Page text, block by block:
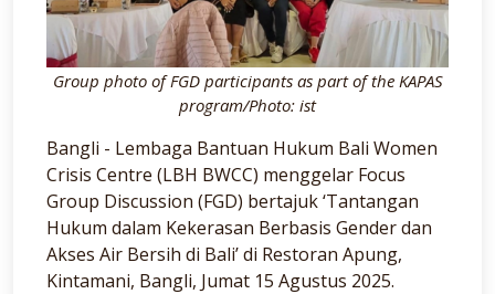
Group photo of FGD participants as part of the KAPAS
program/Photo: ist
Bangli - Lembaga Bantuan Hukum Bali Women
Crisis Centre (LBH BWCC) menggelar Focus
Group Discussion (FGD) bertajuk ‘Tantangan
Hukum dalam Kekerasan Berbasis Gender dan
Akses Air Bersih di Bali’ di Restoran Apung,
Kintamani, Bangli, Jumat 15 Agustus 2025.